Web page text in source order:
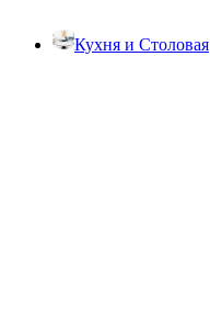
Кухня и Столовая